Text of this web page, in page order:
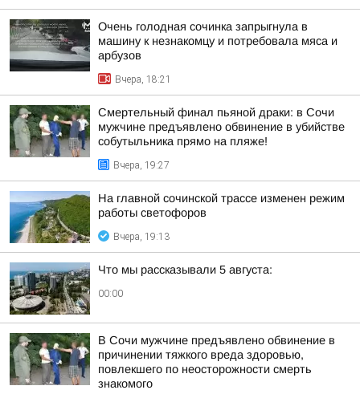
Очень голодная сочинка запрыгнула в
машину к незнакомцу и потребовала мяса и
арбузов
Вчера, 18:21
Смертельный финал пьяной драки: в Сочи
мужчине предъявлено обвинение в убийстве
собутыльника прямо на пляже!
Вчера, 19:27
На главной сочинской трассе изменен режим
работы светофоров
Вчера, 19:13
Что мы рассказывали 5 августа:
00:00
В Сочи мужчине предъявлено обвинение в
причинении тяжкого вреда здоровью,
повлекшего по неосторожности смерть
знакомого